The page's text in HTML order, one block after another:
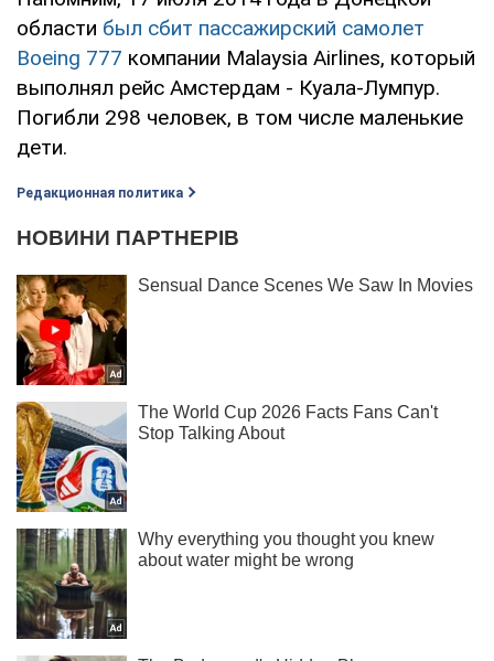
области был сбит пассажирский самолет
Boeing 777 компании Malaysia Airlines, который
выполнял рейс Амстердам - Куала-Лумпур.
Погибли 298 человек, в том числе маленькие
дети.
Редакционная политика